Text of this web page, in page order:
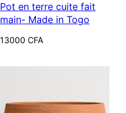
Pot en terre cuite fait
main- Made in Togo
13000CFA